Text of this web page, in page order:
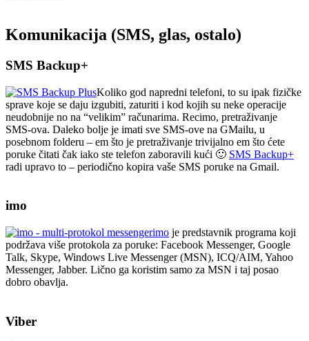
Komunikacija (SMS, glas, ostalo)
SMS Backup+
Koliko god napredni telefoni, to su ipak fizičke
sprave koje se daju izgubiti, zaturiti i kod kojih su neke operacije
neudobnije no na “velikim” računarima. Recimo, pretraživanje
SMS-ova. Daleko bolje je imati sve SMS-ove na GMailu, u
posebnom folderu – em što je pretraživanje trivijalno em što ćete
poruke čitati čak iako ste telefon zaboravili kući 🙂 SMS Backup+
radi upravo to – periodično kopira vaše SMS poruke na Gmail.
imo
imo je predstavnik programa koji
podržava više protokola za poruke: Facebook Messenger, Google
Talk, Skype, Windows Live Messenger (MSN), ICQ/AIM, Yahoo
Messenger, Jabber. Lično ga koristim samo za MSN i taj posao
dobro obavlja.
Viber